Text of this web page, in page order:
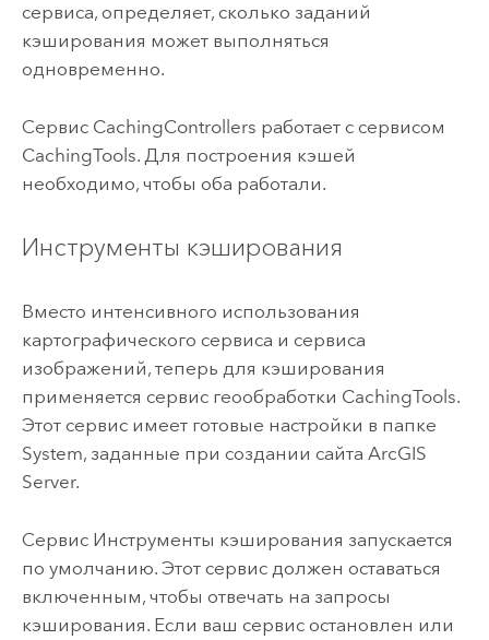
сервиса, определяет, сколько заданий
кэширования может выполняться
одновременно.
Сервис CachingControllers работает с сервисом
CachingTools. Для построения кэшей
необходимо, чтобы оба работали.
Инструменты кэширования
Вместо интенсивного использования
картографического сервиса и сервиса
изображений, теперь для кэширования
применяется сервис геообработки CachingTools.
Этот сервис имеет готовые настройки в папке
System, заданные при создании сайта ArcGIS
Server.
Сервис Инструменты кэширования запускается
по умолчанию. Этот сервис должен оставаться
включенным, чтобы отвечать на запросы
кэширования. Если ваш сервис остановлен или